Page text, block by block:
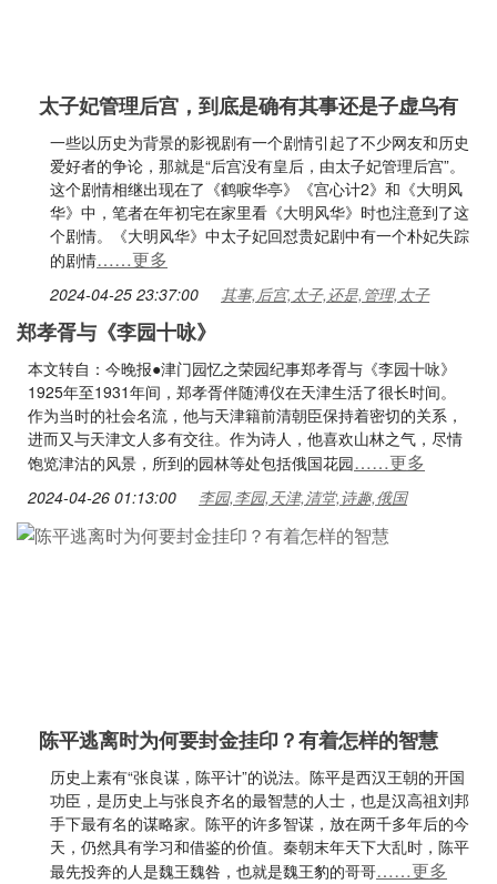
太子妃管理后宫，到底是确有其事还是子虚乌有
一些以历史为背景的影视剧有一个剧情引起了不少网友和历史
爱好者的争论，那就是“后宫没有皇后，由太子妃管理后宫”。
这个剧情相继出现在了《鹤唳华亭》《宫心计2》和《大明风
华》中，笔者在年初宅在家里看《大明风华》时也注意到了这
个剧情。《大明风华》中太子妃回怼贵妃剧中有一个朴妃失踪
的剧情……更多
2024-04-25 23:37:00 其事,后宫,太子,还是,管理,太子
郑孝胥与《李园十咏》
本文转自：今晚报●津门园忆之荣园纪事郑孝胥与《李园十咏》
1925年至1931年间，郑孝胥伴随溥仪在天津生活了很长时间。
作为当时的社会名流，他与天津籍前清朝臣保持着密切的关系，
进而又与天津文人多有交往。作为诗人，他喜欢山林之气，尽情
饱览津沽的风景，所到的园林等处包括俄国花园……更多
2024-04-26 01:13:00 李园,李园,天津,清堂,诗趣,俄国
陈平逃离时为何要封金挂印？有着怎样的智慧
历史上素有“张良谋，陈平计”的说法。陈平是西汉王朝的开国
功臣，是历史上与张良齐名的最智慧的人士，也是汉高祖刘邦
手下最有名的谋略家。陈平的许多智谋，放在两千多年后的今
天，仍然具有学习和借鉴的价值。秦朝末年天下大乱时，陈平
最先投奔的人是魏王魏咎，也就是魏王豹的哥哥……更多